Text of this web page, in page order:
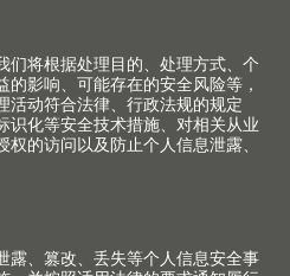
全面的产品相关投标文件。